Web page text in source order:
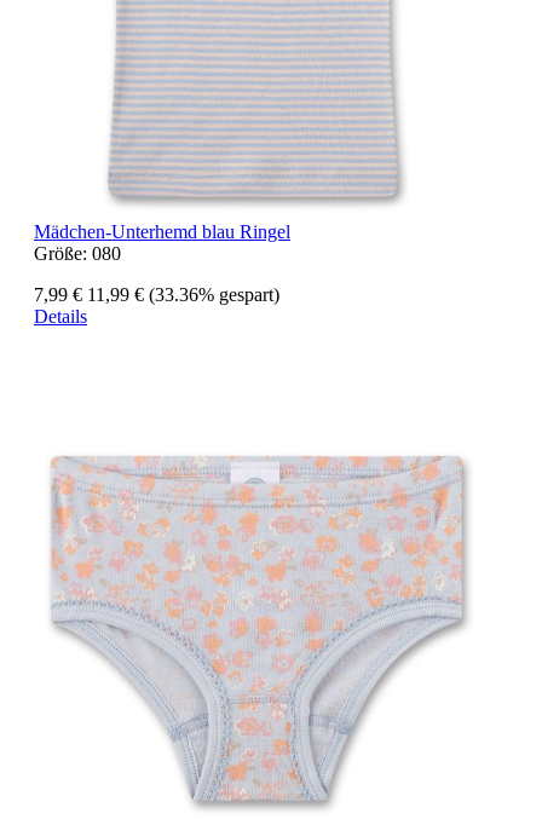
Mädchen-Unterhemd blau Ringel
Größe: 080
7,99 € 11,99 € (33.36% gespart)
Details